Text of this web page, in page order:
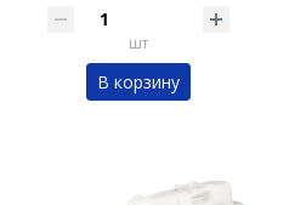
шт
В корзину